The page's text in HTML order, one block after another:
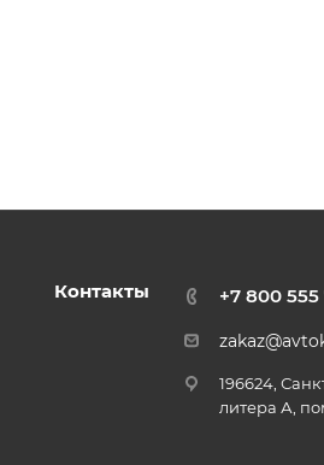
Контакты +7 800 555
196624,
литера А,